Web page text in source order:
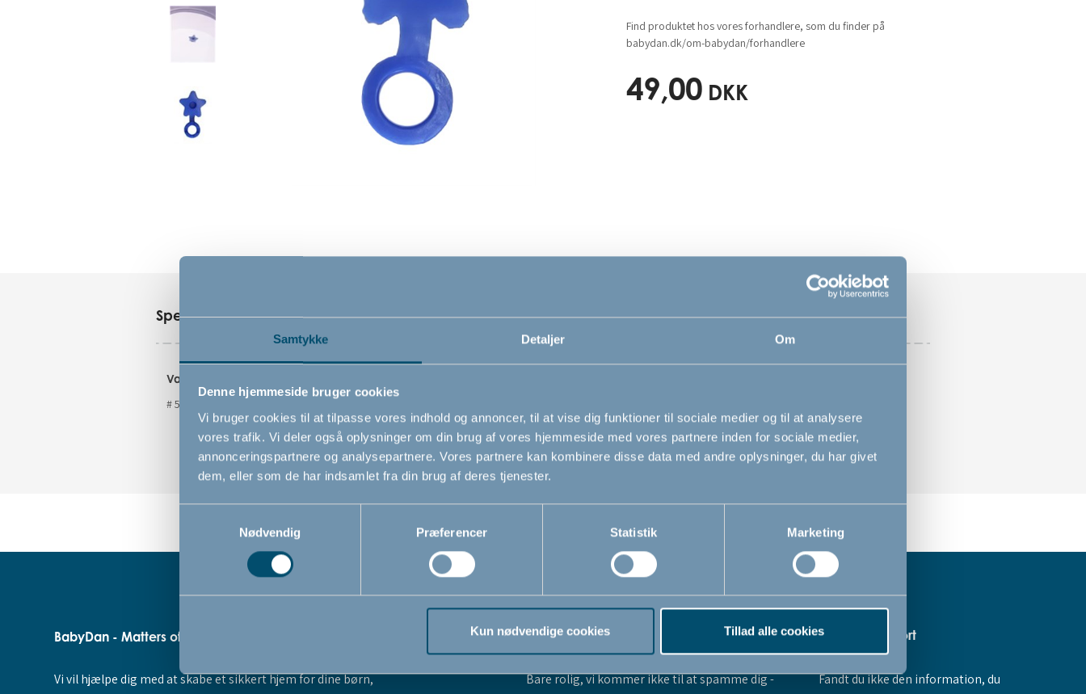
Samtykke Detaljer Om
Denne hjemmeside bruger cookies
Vi bruger cookies til at tilpasse vores indhold og annoncer, til at vise dig funktioner til sociale medier og til at analysere
vores trafik. Vi deler også oplysninger om din brug af vores hjemmeside med vores partnere inden for sociale medier,
annonceringspartnere og analysepartnere. Vores partnere kan kombinere disse data med andre oplysninger, du har givet
dem, eller som de har indsamlet fra din brug af deres tjenester.
Nødvendig
Præferencer Statistik Marketing
Kun nødvendige cookies Tillad alle cookies
Find produktet hos vores forhandlere, som du finder på
babydan.dk/om-babydan/forhandlere
49,00 DKK
Specifikationer
Varenummer
# 501129
BabyDan - Matters of the Heart since 1947
Vi vil hjælpe dig med at skabe et sikkert hjem for dine børn,
Tilmeld dig vores nyhedsbrev
Bare rolig, vi kommer ikke til at spamme dig -
Hjælp & support
Fandt du ikke den information, du